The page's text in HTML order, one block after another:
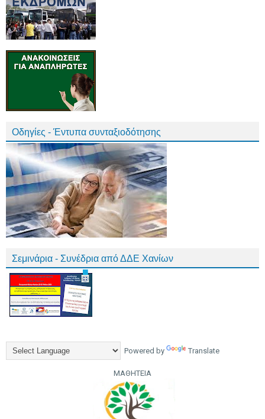
Οδηγίες - Έντυπα συνταξιοδότησης
Σεμινάρια - Συνέδρια από ΔΔΕ Χανίων
Powered by Translate
ΜΑΘΗΤΕΙΑ